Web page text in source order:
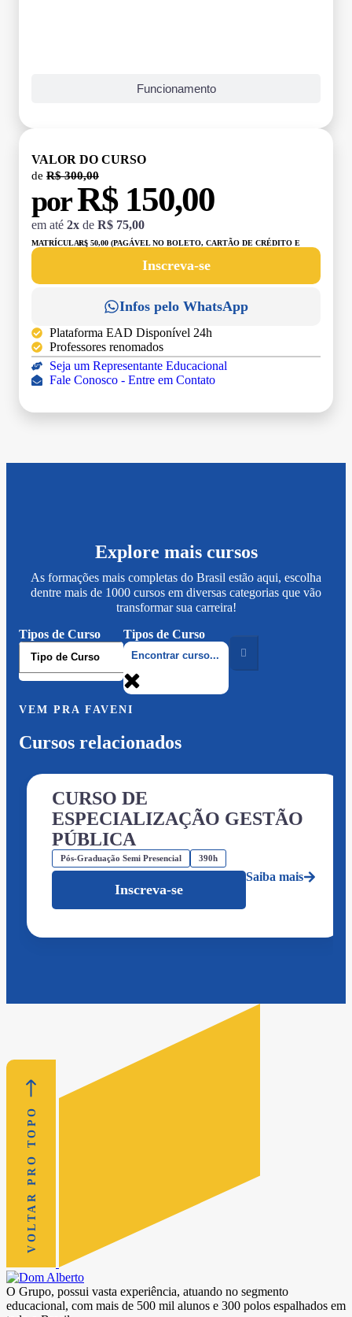
Funcionamento
VALOR DO CURSO
de R$ 300,00
porR$ 150,00
em até 2x de R$ 75,00
MATRÍCULA:R$ 50,00 (PAGÁVEL NO BOLETO, CARTÃO DE CRÉDITO E
Inscreva-se
Infos pelo WhatsApp
Plataforma EAD Disponível 24h
Professores renomados
Seja um Representante Educacional
Fale Conosco - Entre em Contato
Explore mais cursos
As formações mais completas do Brasil estão aqui, escolha
dentre mais de 1000 cursos em diversas categorias que vão
transformar sua carreira!
Tipos de Curso
Tipos de Curso
VEM PRA FAVENI
Cursos relacionados
CURSO DE
ESPECIALIZAÇÃO GESTÃO
PÚBLICA
Pós-Graduação Semi Presencial 390h
Inscreva-se
Saiba mais
VOLTAR PRO TOPO
O Grupo, possui vasta experiência, atuando no segmento
educacional, com mais de 500 mil alunos e 300 polos espalhados em